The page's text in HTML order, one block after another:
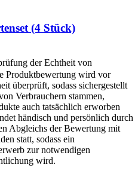
(4 Stück)
der Echtheit von
Produktbewertung wird vor
überprüft, sodass sichergestellt
Verbrauchern stammen,
auch tatsächlich erworben
händisch und persönlich durch
Abgleichs der Bewertung mit
statt, sodass ein
zur notwendigen
wird.